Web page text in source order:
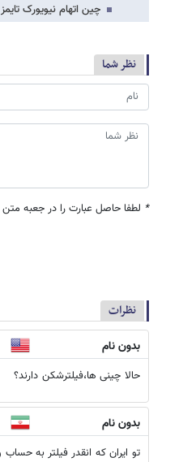
چین اتهام نیویورک تایمز
نظر شما
* لطفا حاصل عبارت را در جعبه متن
نظرات
بدون نام
حالا چینی ها،فیلترشکن دارند؟
بدون نام
تو ایران که انقدر فیلتر به حساب و